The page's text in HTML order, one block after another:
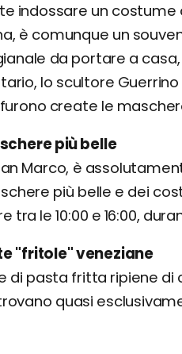
indossare un
è comunque un
da portare a
lo scultore
create le
più belle
Marco, è
più belle e dei
tra le 10:00 e 16:00,
"fritole" veneziane
di pasta fritta ripiene
quasi